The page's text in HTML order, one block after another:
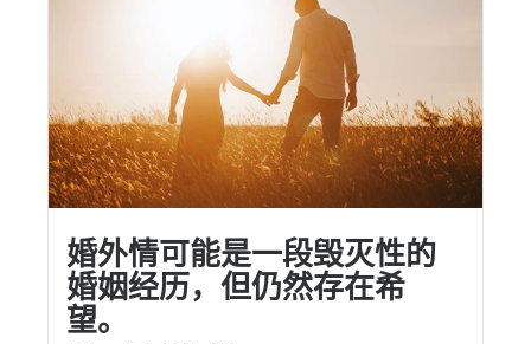
婚外情可能是一段毁灭性的
婚姻经历，但仍然存在希
望。